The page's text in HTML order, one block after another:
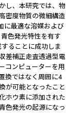
し、本研究では、物
密度物質の微細構造
に最適な溶媒および
色発光特性を有す
ることに成功しま
差補正走査透過型電
コンピューターを用
換ではなく周囲に4
が可能となったこと
ホウ素に添加された
色発光の起源になっ